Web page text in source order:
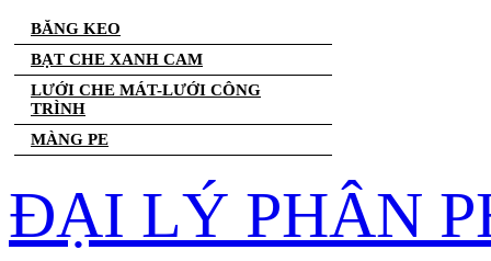
BĂNG KEO
BẠT CHE XANH CAM
LƯỚI CHE MÁT-LƯỚI CÔNG
TRÌNH
MÀNG PE
ĐẠI LÝ PHÂN